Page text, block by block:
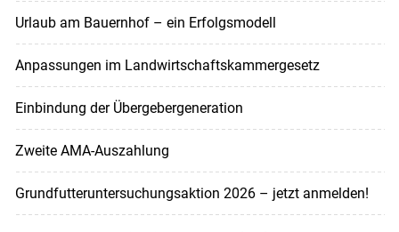
Urlaub am Bauernhof – ein Erfolgsmodell
Anpassungen im Landwirtschaftskammergesetz
Einbindung der Übergebergeneration
Zweite AMA-Auszahlung
Grundfutteruntersuchungsaktion 2026 – jetzt anmelden!